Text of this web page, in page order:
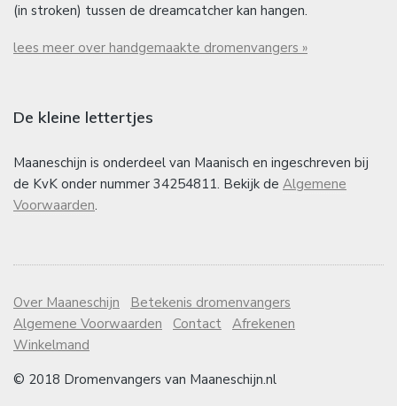
(in stroken) tussen de dreamcatcher kan hangen.
lees meer over handgemaakte dromenvangers »
De kleine lettertjes
Maaneschijn is onderdeel van Maanisch en ingeschreven bij
de KvK onder nummer 34254811. Bekijk de Algemene
Voorwaarden.
Over Maaneschijn
Betekenis dromenvangers
Algemene Voorwaarden
Contact Afrekenen
Winkelmand
© 2018 Dromenvangers van Maaneschijn.nl